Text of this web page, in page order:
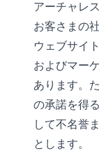
アーチャレ
お客さまの
ウェブサイ
およびマー
あります。
の承諾を得
して不名誉
とします。